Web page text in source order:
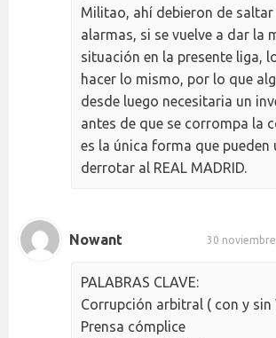
Militao, ahí debieron de
alarmas, si se vuelve a dar la
situación en la presente liga,
hacer lo mismo, por lo que
desde luego necesitaria un
antes de que se corrompa la
es la única forma que pueden
derrotar al REAL MADRID.
Nowant 30
PALABRAS CLAVE:
Corrupción arbitral ( con y sin
Prensa cómplice